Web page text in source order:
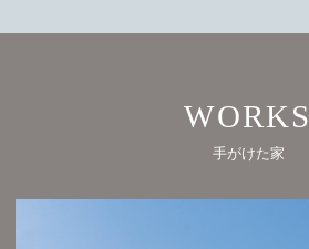
WORKS
手がけた家